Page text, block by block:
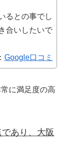
るとの事でし
合いしたいで
Google口コミ
に満足度の高
あり、大阪